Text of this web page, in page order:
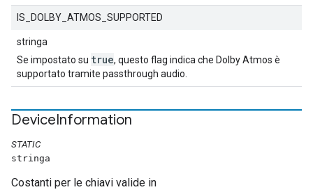
IS_DOLBY_ATMOS_SUPPORTED
stringa
Se impostato su true, questo flag indica che Dolby Atmos è
supportato tramite passthrough audio.
DeviceInformation
STATIC
stringa
Costanti per le chiavi valide in